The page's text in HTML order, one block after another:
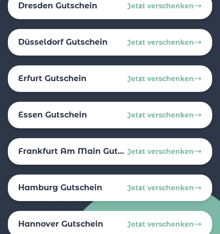
Dresden Gutschein Jetzt verschenken
Düsseldorf Gutschein Jetzt verschenken
Erfurt Gutschein Jetzt verschenken
Essen Gutschein Jetzt verschenken
Frankfurt Am Main Gutschein Jetzt verschenken
Hamburg Gutschein Jetzt verschenken
Hannover Gutschein Jetzt verschenken